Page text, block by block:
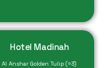
Hotel Madinah
Al Anshar Golden Tulip (⭐3)